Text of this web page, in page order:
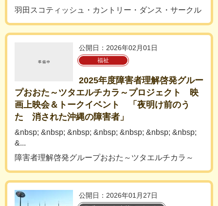
羽田スコティッシュ・カントリー・ダンス・サークル
公開日：2026年02月01日
福祉
2025年度障害者理解啓発グルー
プおおた～ツタエルチカラ～プロジェクト 映
画上映会＆トークイベント 「夜明け前のう
た 消された沖縄の障害者」
&nbsp; &nbsp; &nbsp; &nbsp; &nbsp; &nbsp; &nbsp;
&...
障害者理解啓発グループおおた～ツタエルチカラ～
公開日：2026年01月27日